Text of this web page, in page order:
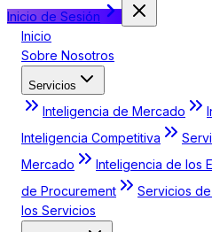
Inicio de Sesión
Inicio
Sobre Nosotros
Servicios
Inteligencia de Mercado
Inteligencia Competitiva
Mercado
Inteligencia de los
de Procurement
Servicios
los Servicios